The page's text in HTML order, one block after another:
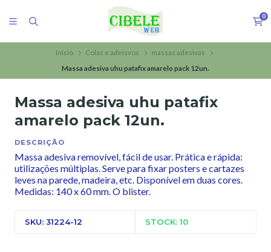
0
Início Colas e adeisvos
massas adesivas
Massa adesiva uhu patafix amarelo pack 12un.
Massa adesiva uhu patafix
amarelo pack 12un.
DESCRIÇÃO
Massa adesiva removível, fácil de usar. Prática e rápida:
utilizações múltiplas. Serve para fixar posters e cartazes
leves na parede, madeira, etc. Disponível em duas cores.
Medidas: 140 x 60 mm. O blister.
SKU: 31224-12 STOCK: 10